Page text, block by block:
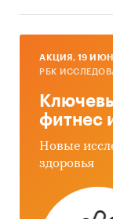
AКЦИЯ, 19
РБК
фитнес
Новые
здоровья